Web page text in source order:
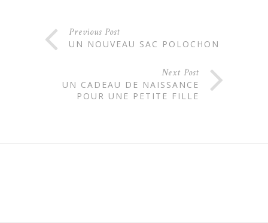
Previous Post
UN NOUVEAU SAC POLOCHON
Next Post
UN CADEAU DE NAISSANCE
POUR UNE PETITE FILLE